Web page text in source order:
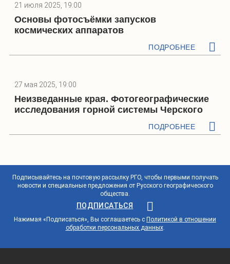
21 июля 2025, 19:00
Основы фотосъёмки запусков
космических аппаратов
ПОДРОБНЕЕ
27 мая 2025, 19:00
Неизведанные края. Фотогеографические
исследования горной системы Черского
ПОДРОБНЕЕ
Подписывайтесь на почтовую рассылку РГО, чтобы первыми получать
новости и специальные предложения от Русского географического
общества.
ПОДПИСАТЬСЯ
Нажимая «Подписаться», Вы соглашаетесь с Политикой в отношении
обработки персональных данных.